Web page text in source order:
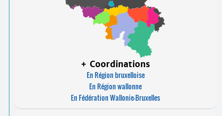
+ Coordinations
En Région bruxelloise
En Région wallonne
En Fédération Wallonie-Bruxelles